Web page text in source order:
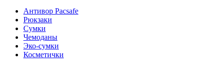
Антивор Pacsafe
Рюкзаки
Сумки
Чемоданы
Эко-сумки
Косметички